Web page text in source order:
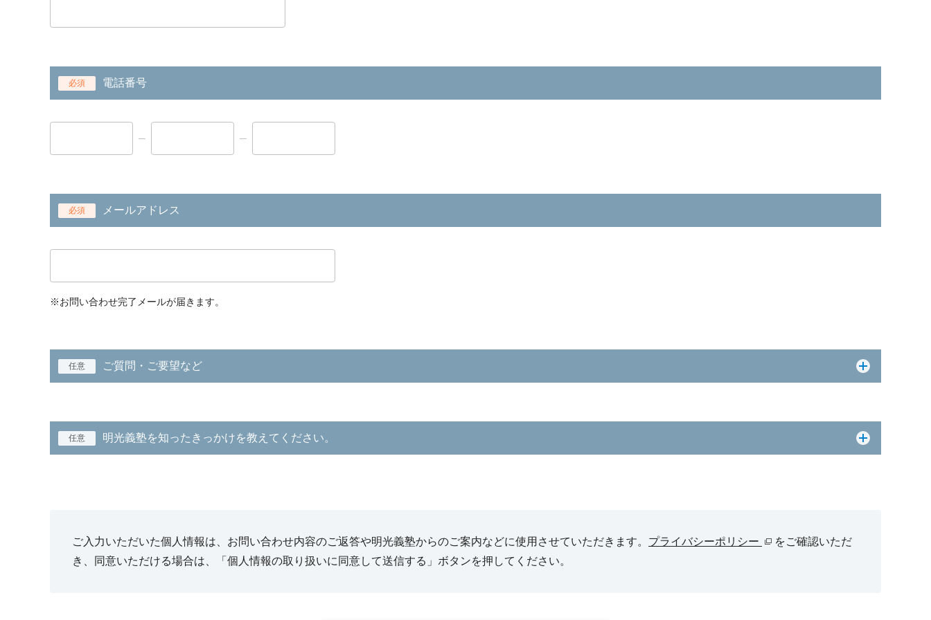
必須 電話番号
必須 メールアドレス
※お問い合わせ完了メールが届きます。
任意 ご質問・ご要望など
任意 明光義塾を知ったきっかけを教えてください。
ご入力いただいた個人情報は、お問い合わせ内容のご返答や明光義塾からのご案内などに使用させていただきます。 プライバシーポリシー
をご確認いただ
き、同意いただける場合は、「個人情報の取り扱いに同意して送信する」ボタンを押してください。